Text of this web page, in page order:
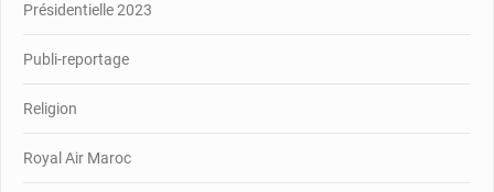
Présidentielle 2023
Publi-reportage
Religion
Royal Air Maroc